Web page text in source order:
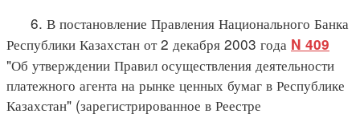
6. В постановление Правления Национального Банка
Республики Казахстан от 2 декабря 2003 года N 409
"Об утверждении Правил осуществления деятельности
платежного агента на рынке ценных бумаг в Республике
Казахстан" (зарегистрированное в Реестре